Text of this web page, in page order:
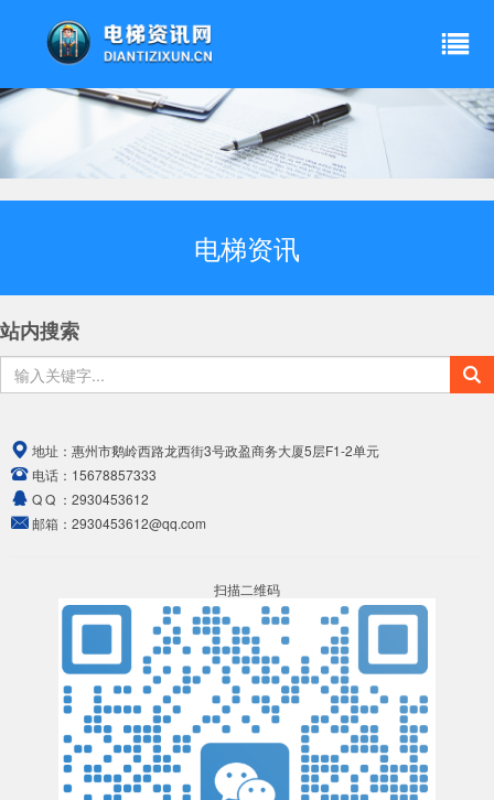
电梯资讯
站内搜索
地址： 惠州市鹅岭西路龙西街3号政盈商务大厦5层F1-2单元
电话： 15678857333
Q Q ： 2930453612
邮箱： 2930453612@qq.com
扫描二维码